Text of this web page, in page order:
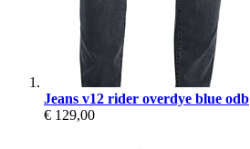
Jeans v12 rider overdye blue odb
€ 129,00